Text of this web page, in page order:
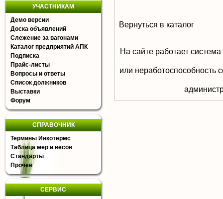
УЧАСТНИКАМ
Демо версии
Доска объявлений
Слежение за вагонами
Каталог предприятий АПК
Подписка
Прайс-листы
Вопросы и ответы
Список должников
Выставки
Форум
СПРАВОЧНИК
Термины Инкотермс
Таблица мер и весов
Стандарты
Прочее
СЕРВИС
Вернуться в каталог
На сайте работает
или неработоспособность